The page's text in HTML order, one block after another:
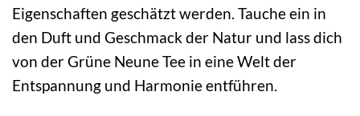
Eigenschaften geschätzt werden. Tauche ein in
den Duft und Geschmack der Natur und lass dich
von der Grüne Neune Tee in eine Welt der
Entspannung und Harmonie entführen.